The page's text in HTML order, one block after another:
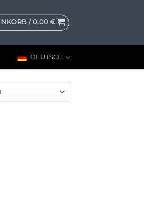
/0,00 €
DEUTSCH